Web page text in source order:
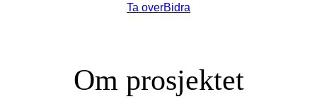
Ta overBidra
Om prosjektet